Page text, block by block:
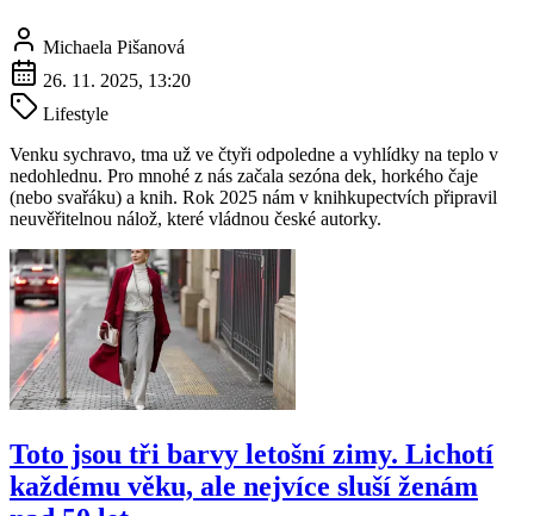
Michaela Pišanová
26. 11. 2025, 13:20
Lifestyle
Venku sychravo, tma už ve čtyři odpoledne a vyhlídky na teplo v
nedohlednu. Pro mnohé z nás začala sezóna dek, horkého čaje
(nebo svařáku) a knih. Rok 2025 nám v knihkupectvích připravil
neuvěřitelnou nálož, které vládnou české autorky.
Toto jsou tři barvy letošní zimy. Lichotí
každému věku, ale nejvíce sluší ženám